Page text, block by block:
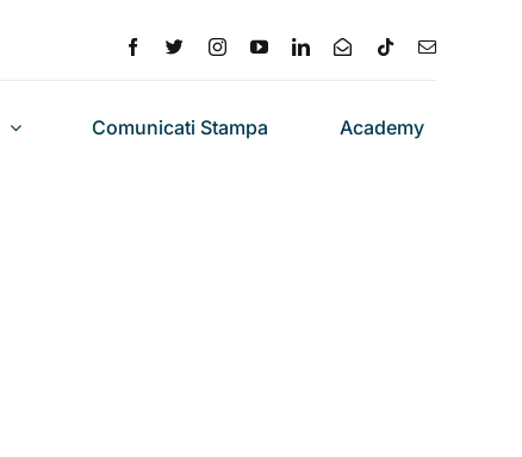
Comunicati Stampa Academy